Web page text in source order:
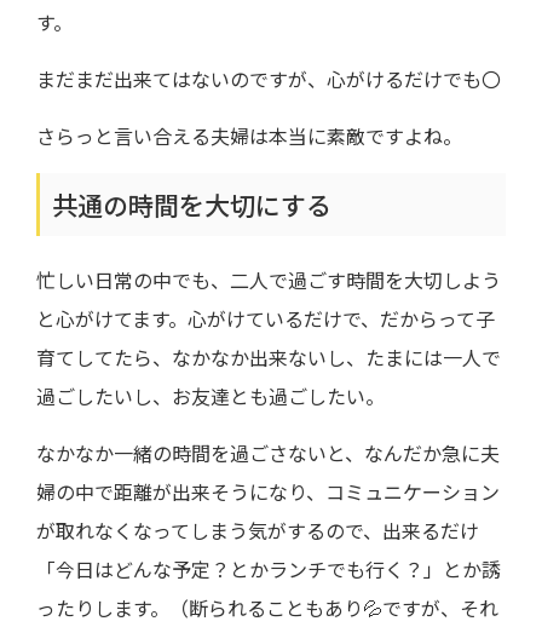
す。
まだまだ出来てはないのですが、心がけるだけでも〇
さらっと言い合える夫婦は本当に素敵ですよね。
共通の時間を大切にする
忙しい日常の中でも、二人で過ごす時間を大切しよう
と心がけてます。心がけているだけで、だからって子
育てしてたら、なかなか出来ないし、たまには一人で
過ごしたいし、お友達とも過ごしたい。
なかなか一緒の時間を過ごさないと、なんだか急に夫
婦の中で距離が出来そうになり、コミュニケーション
が取れなくなってしまう気がするので、出来るだけ
「今日はどんな予定？とかランチでも行く？」とか誘
ったりします。（断られることもあり💦ですが、それ